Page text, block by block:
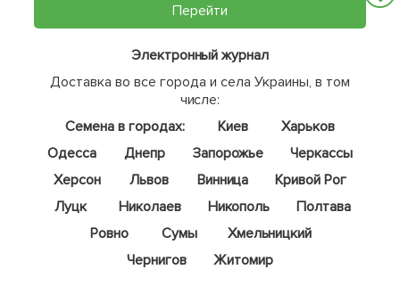
Перейти
Электронный журнал
Доставка во все города и села Украины, в том
числе:
Семена в городах:
Киев
Харьков
Одесса
Днепр Запорожье
Черкассы
Херсон
Львов Винница
Кривой Рог
Луцк
Николаев Никополь
Полтава
Ровно
Сумы
Хмельницкий
Чернигов
Житомир